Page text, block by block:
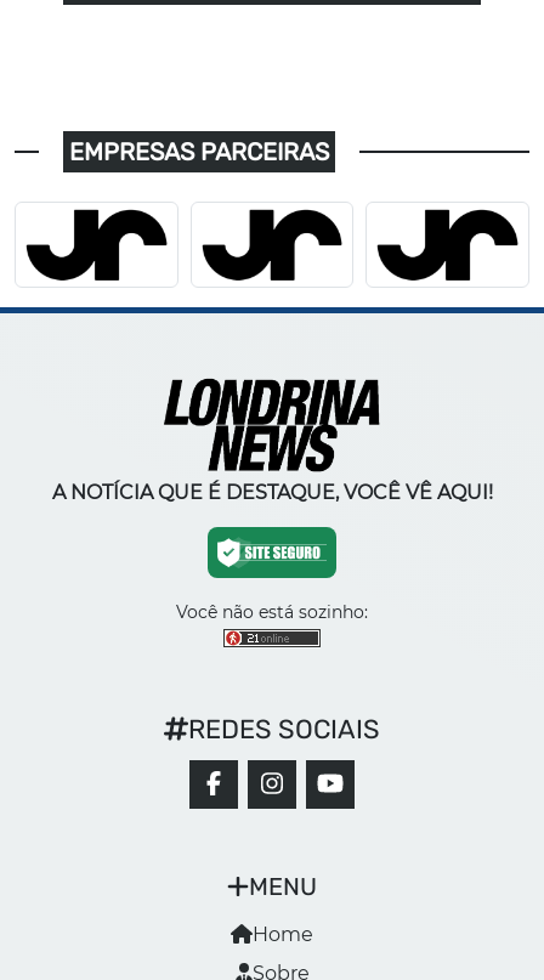
EMPRESAS PARCEIRAS
A NOTÍCIA QUE É DESTAQUE, VOCÊ VÊ AQUI!
Você não está sozinho:
MENU
Home
Sobre
REDES SOCIAIS